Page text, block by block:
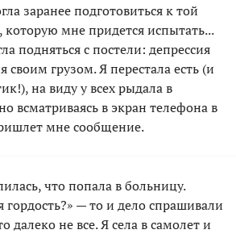
заранее подготовиться к той
которую мне придется испытать...
подняться с постели: депрессия
своим грузом. Я перестала есть (и
на виду у всех рыдала в
всматриваясь в экран телефона в
мне сообщение.
что попала в больницу.
гордость?» — то и дело спрашивали
далеко не все. Я села в самолет и